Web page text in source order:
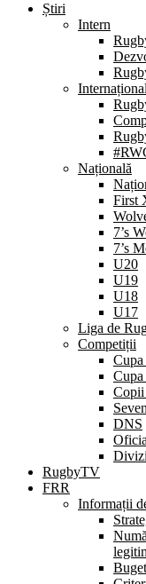
Știri
Intern
Internațional
Națională
First
7’s
7’s
U20
U19
U18
U17
Liga de
Competiții
Copii
DNS
RugbyTV
FRR
Informații
Buget